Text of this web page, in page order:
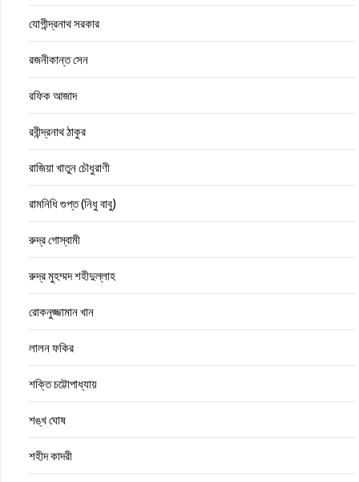
যোগীন্দ্রনাথ সরকার
রজনীকান্ত সেন
রফিক আজাদ
রবীন্দ্রনাথ ঠাকুর
রাজিয়া খাতুন চৌধুরাণী
রামনিধি গুপ্ত (নিধু বাবু)
রুদ্র গোস্বামী
রুদ্র মুহম্মদ শহীদুল্লাহ
রোকনুজ্জামান খান
লালন ফকির
শক্তি চট্টোপাধ্যায়
শঙ্খ ঘোষ
শহীদ কাদরী